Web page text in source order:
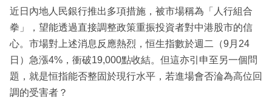
區
近日內地人民銀行推出多項措施，被市場稱為「人行組合
拳」，望能透過直接調整政策重振投資者對中港股市的信
心。市場對上述消息反應熱烈，恒生指數於週二（9月24
日）急漲4%，衝破19,000點收結。但這亦引申至另一個問
題，就是恒指能否整固於現行水平，若進場會否淪為高位回
調的受害者？